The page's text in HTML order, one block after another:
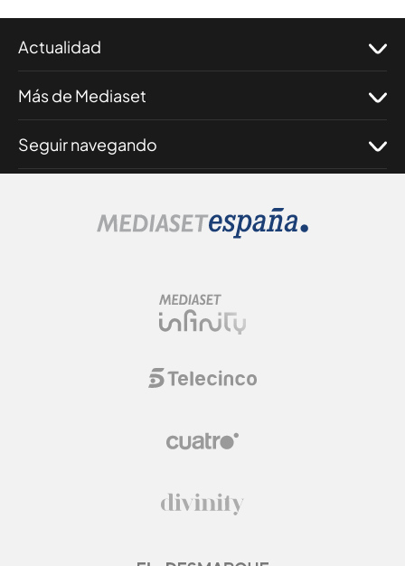
Actualidad
Más de Mediaset
Seguir navegando